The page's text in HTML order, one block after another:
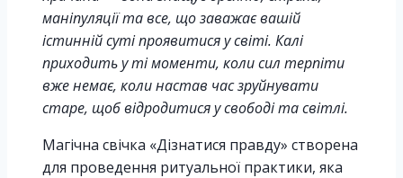
маніпуляції та все, що заважає вашій
істинній суті проявитися у світі. Калі
приходить у ті моменти, коли сил терпіти
вже немає, коли настав час зруйнувати
старе, щоб відродитися у свободі та світлі.
Магічна свічка «Дізнатися правду» створена
для проведення ритуальної практики, яка